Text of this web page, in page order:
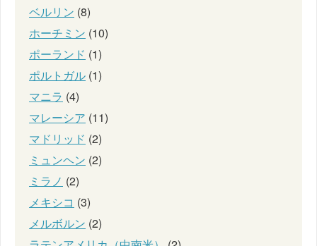
ベルリン (8)
ホーチミン (10)
ポーランド (1)
ポルトガル (1)
マニラ (4)
マレーシア (11)
マドリッド (2)
ミュンヘン (2)
ミラノ (2)
メキシコ (3)
メルボルン (2)